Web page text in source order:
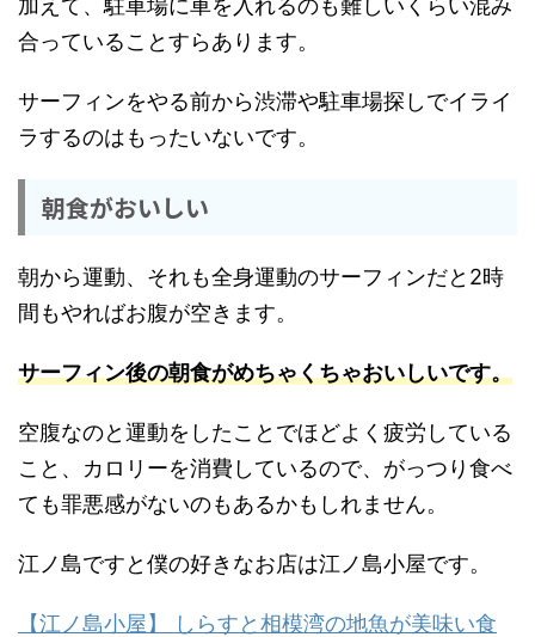
合っていることすらあります。
サーフィンをやる前から渋滞や駐車場探しでイライ
ラするのはもったいないです。
朝食がおいしい
朝から運動、それも全身運動のサーフィンだと2時
間もやればお腹が空きます。
サーフィン後の朝食がめちゃくちゃおいしいです。
空腹なのと運動をしたことでほどよく疲労している
こと、カロリーを消費しているので、がっつり食べ
ても罪悪感がないのもあるかもしれません。
江ノ島ですと僕の好きなお店は江ノ島小屋です。
【江ノ島小屋】 しらすと相模湾の地魚が美味い食